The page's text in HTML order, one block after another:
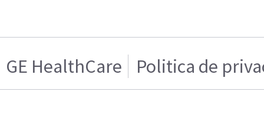
GE HealthCare Politica de